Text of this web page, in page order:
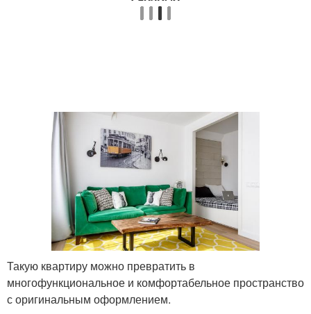
Такую квартиру можно превратить в
многофункциональное и комфортабельное пространство
с оригинальным оформлением.